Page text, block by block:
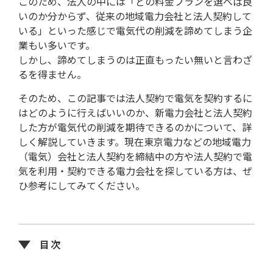
いのか分からず、従来の地域電力会社と法人契約して
いる」といった感じで電気代の削減を諦めてしまう企
業もい多いです。
しかし、諦めてしまうのは正直もったい無いと言わざ
るを得ません。
そのため、この記事では法人契約で電気を契約するに
はどのように行えばいいのか、新電力会社と法人契約
した方が電気代の削減を期待できるのかについて、詳
しく解説していきます。現在東京電力などの地域電力
（電気）会社と法人契約を締結中の方や法人契約で電
気を利用・契約できる電力会社を探している方は、ぜ
ひ参考にしてみてください。